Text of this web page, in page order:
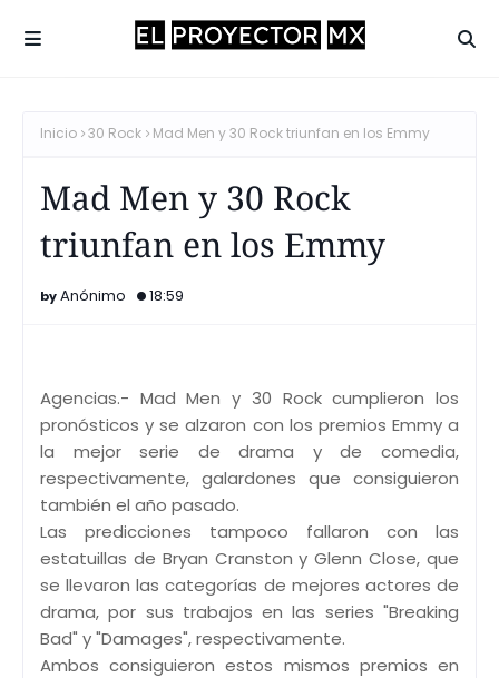
Inicio 30 Rock Mad Men y 30 Rock triunfan en los Emmy
Mad Men y 30 Rock
triunfan en los Emmy
Anónimo 18:59
Agencias.- Mad Men y 30 Rock cumplieron los
pronósticos y se alzaron con los premios Emmy a
la mejor serie de drama y de comedia,
respectivamente, galardones que consiguieron
también el año pasado.
Las predicciones tampoco fallaron con las
estatuillas de Bryan Cranston y Glenn Close, que
se llevaron las categorías de mejores actores de
drama, por sus trabajos en las series "Breaking
Bad" y "Damages", respectivamente.
Ambos consiguieron estos mismos premios en